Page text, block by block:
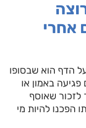
אחרי
הדף הוא שבסופו
פגיעה באמון או
לזכור שאוסף
הפכנו להיות מי